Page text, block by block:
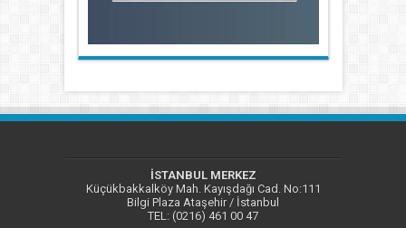
İSTANBUL MERKEZ
Küçükbakkalköy Mah. Kayışdağı Cad. No:111
Bilgi Plaza Ataşehir / İstanbul
TEL: (0216) 461 00 47